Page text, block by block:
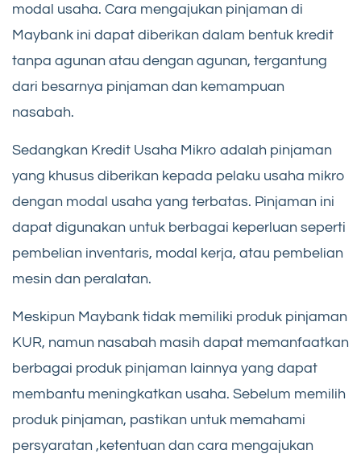
modal usaha. Cara mengajukan pinjaman di
Maybank ini dapat diberikan dalam bentuk kredit
tanpa agunan atau dengan agunan, tergantung
dari besarnya pinjaman dan kemampuan
nasabah.
Sedangkan Kredit Usaha Mikro adalah pinjaman
yang khusus diberikan kepada pelaku usaha mikro
dengan modal usaha yang terbatas. Pinjaman ini
dapat digunakan untuk berbagai keperluan seperti
pembelian inventaris, modal kerja, atau pembelian
mesin dan peralatan.
Meskipun Maybank tidak memiliki produk pinjaman
KUR, namun nasabah masih dapat memanfaatkan
berbagai produk pinjaman lainnya yang dapat
membantu meningkatkan usaha. Sebelum memilih
produk pinjaman, pastikan untuk memahami
persyaratan ,ketentuan dan cara mengajukan